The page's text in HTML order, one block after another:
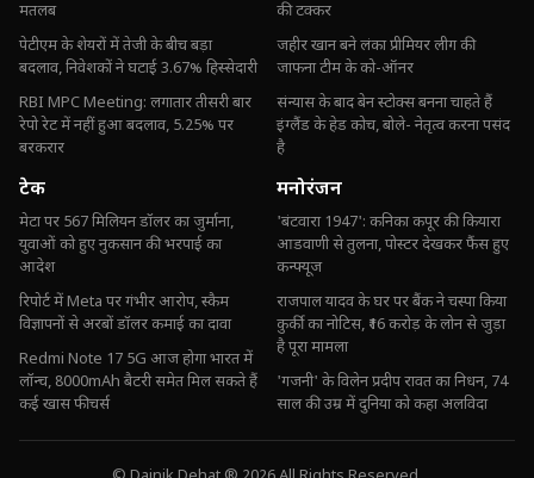
मतलब
पेटीएम के शेयरों में तेजी के बीच बड़ा
बदलाव, निवेशकों ने घटाई 3.67% हिस्सेदारी
RBI MPC Meeting: लगातार तीसरी बार
रेपो रेट में नहीं हुआ बदलाव, 5.25% पर
बरकरार
की टक्कर
जहीर खान बने लंका प्रीमियर लीग की
जाफना टीम के को-ऑनर
संन्यास के बाद बेन स्टोक्स बनना चाहते हैं
इंग्लैंड के हेड कोच, बोले- नेतृत्व करना पसंद
है
टेक
मेटा पर 567 मिलियन डॉलर का जुर्माना,
युवाओं को हुए नुकसान की भरपाई का
आदेश
रिपोर्ट में Meta पर गंभीर आरोप, स्कैम
विज्ञापनों से अरबों डॉलर कमाई का दावा
Redmi Note 17 5G आज होगा भारत में
लॉन्च, 8000mAh बैटरी समेत मिल सकते हैं
कई खास फीचर्स
मनोरंजन
'बंटवारा 1947': कनिका कपूर की कियारा
आडवाणी से तुलना, पोस्टर देखकर फैंस हुए
कन्फ्यूज
राजपाल यादव के घर पर बैंक ने चस्पा किया
कुर्की का नोटिस, ₹16 करोड़ के लोन से जुड़ा
है पूरा मामला
'गजनी' के विलेन प्रदीप रावत का निधन, 74
साल की उम्र में दुनिया को कहा अलविदा